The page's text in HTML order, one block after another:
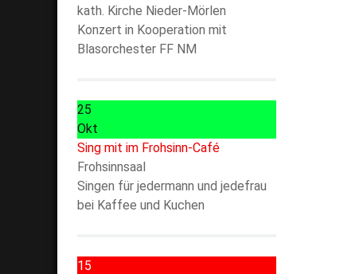
kath. Kirche Nieder-Mörlen
Konzert in Kooperation mit
Blasorchester FF NM
25
Okt
Sing mit im Frohsinn-Café
Frohsinnsaal
Singen für jedermann und jedefrau
bei Kaffee und Kuchen
15